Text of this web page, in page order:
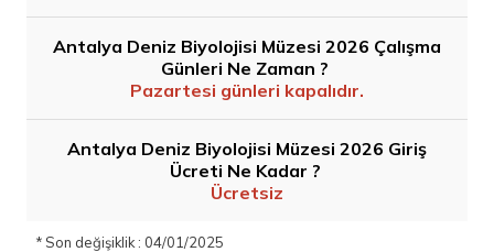
Antalya Deniz Biyolojisi Müzesi 2026 Çalışma
Günleri Ne Zaman ?
Pazartesi günleri kapalıdır.
Antalya Deniz Biyolojisi Müzesi 2026 Giriş
Ücreti Ne Kadar ?
Ücretsiz
* Son değişiklik : 04/01/2025